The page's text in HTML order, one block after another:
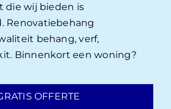
die wij bieden is
Renovatiebehang
behang, verf,
Binnenkort een woning?
OFFERTE